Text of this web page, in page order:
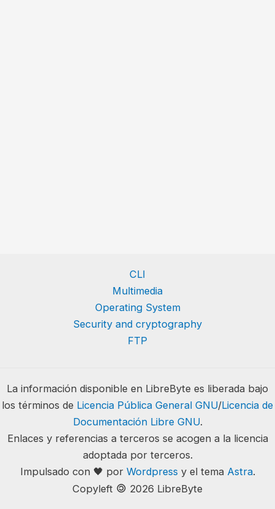
CLI
Multimedia
Operating System
Security and cryptography
FTP
La información disponible en LibreByte es liberada bajo
los términos de Licencia Pública General GNU/Licencia de
Documentación Libre GNU.
Enlaces y referencias a terceros se acogen a la licencia
adoptada por terceros.
Impulsado con 🖤 por Wordpress y el tema Astra.
Copyleft 🄯 2026 LibreByte